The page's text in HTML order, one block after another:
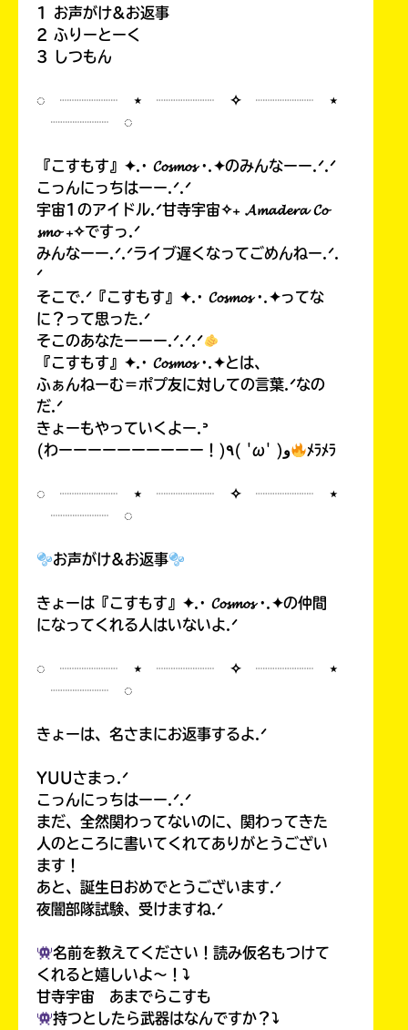
1 お声がけ&お返事
2 ふりーとーく
3 しつもん
◌ ┈┈┈┈ ⋆ ┈┈┈┈ ✧ ┈┈┈┈ ⋆
┈┈┈┈ ◌
『こすもす』✦.· 𝓒𝓸𝓼𝓶𝓸𝓼 ·.✦のみんなーー.ᐟ.ᐟ
こっんにっちはーー.ᐟ.ᐟ
宇宙1のアイドル.ᐟ甘寺宇宙✧₊ 𝓐𝓶𝓪𝓭𝓮𝓻𝓪 𝓒𝓸
𝓼𝓶𝓸 ₊✧ですっ.ᐟ
みんなーー.ᐟ.ᐟライブ遅くなってごめんねー.ᐟ.
ᐟ
そこで.ᐟ『こすもす』✦.· 𝓒𝓸𝓼𝓶𝓸𝓼 ·.✦ってな
に？って思った.ᐟ
そこのあなたーーー.ᐟ.ᐟ.ᐟ
『こすもす』✦.· 𝓒𝓸𝓼𝓶𝓸𝓼 ·.✦とは、
ふぁんねーむ＝ポプ友に対しての言葉.ᐟなの
だ.ᐟ
きょーもやっていくよー.ᐣ
(わーーーーーーーーーー！)٩( 'ω' )و
ﾒﾗﾒﾗ
◌ ┈┈┈┈ ⋆ ┈┈┈┈ ✧ ┈┈┈┈ ⋆
┈┈┈┈ ◌
お声がけ&お返事
きょーは『こすもす』✦.· 𝓒𝓸𝓼𝓶𝓸𝓼 ·.✦の仲間
になってくれる人はいないよ.ᐟ
◌ ┈┈┈┈ ⋆ ┈┈┈┈ ✧ ┈┈┈┈ ⋆
┈┈┈┈ ◌
きょーは、名さまにお返事するよ.ᐟ
YUUさまっ.ᐟ
こっんにっちはーー.ᐟ.ᐟ
まだ、全然関わってないのに、関わってきた
人のところに書いてくれてありがとうござい
ます！
あと、誕生日おめでとうございます.ᐟ
夜闇部隊試験、受けますね.ᐟ
名前を教えてください！読み仮名もつけて
くれると嬉しいよ〜！⤵︎
甘寺宇宙 あまでらこすも
持つとしたら武器はなんですか？⤵︎